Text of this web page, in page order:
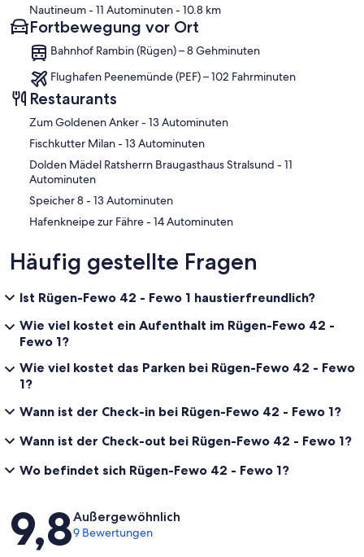
Nautineum- 11 Autominuten- 10.8 km
Fortbewegung vor Ort
Bahnhof Rambin (Rügen) – 8 Gehminuten
Flughafen Peenemünde (PEF) – 102 Fahrminuten
Restaurants
‪Zum Goldenen Anker - ‬13 Autominuten
‪Fischkutter Milan - ‬13 Autominuten
‪Dolden Mädel Ratsherrn Braugasthaus Stralsund - ‬11
Autominuten
‪Speicher 8 - ‬13 Autominuten
‪Hafenkneipe zur Fähre - ‬14 Autominuten
Häufig gestellte Fragen
Ist Rügen-Fewo 42 - Fewo 1 haustierfreundlich?
Wie viel kostet ein Aufenthalt im Rügen-Fewo 42 -
Fewo 1?
Wie viel kostet das Parken bei Rügen-Fewo 42 - Fewo
1?
Wann ist der Check-in bei Rügen-Fewo 42 - Fewo 1?
Wann ist der Check-out bei Rügen-Fewo 42 - Fewo 1?
Wo befindet sich Rügen-Fewo 42 - Fewo 1?
Bewertungen
9,8Außergewöhnlich
9 Bewertungen